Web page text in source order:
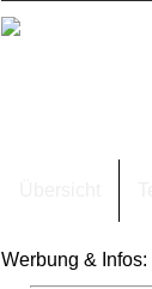
Werbung & Infos: